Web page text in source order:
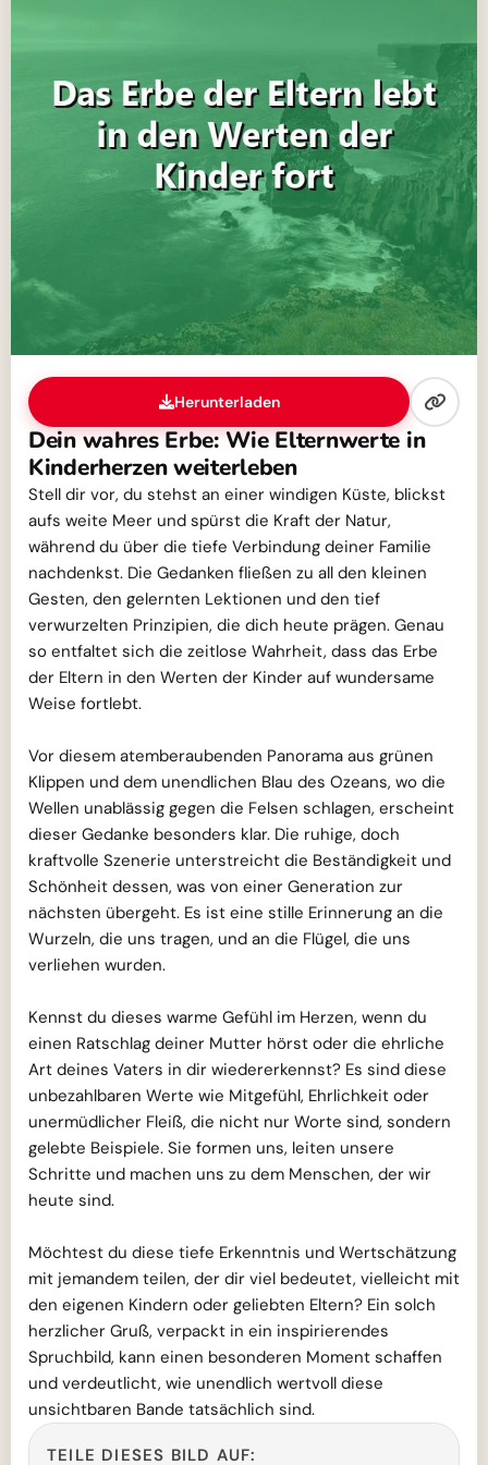
Herunterladen
Dein wahres Erbe: Wie Elternwerte in
Kinderherzen weiterleben
Stell dir vor, du stehst an einer windigen Küste, blickst
aufs weite Meer und spürst die Kraft der Natur,
während du über die tiefe Verbindung deiner Familie
nachdenkst. Die Gedanken fließen zu all den kleinen
Gesten, den gelernten Lektionen und den tief
verwurzelten Prinzipien, die dich heute prägen. Genau
so entfaltet sich die zeitlose Wahrheit, dass das Erbe
der Eltern in den Werten der Kinder auf wundersame
Weise fortlebt.
Vor diesem atemberaubenden Panorama aus grünen
Klippen und dem unendlichen Blau des Ozeans, wo die
Wellen unablässig gegen die Felsen schlagen, erscheint
dieser Gedanke besonders klar. Die ruhige, doch
kraftvolle Szenerie unterstreicht die Beständigkeit und
Schönheit dessen, was von einer Generation zur
nächsten übergeht. Es ist eine stille Erinnerung an die
Wurzeln, die uns tragen, und an die Flügel, die uns
verliehen wurden.
Kennst du dieses warme Gefühl im Herzen, wenn du
einen Ratschlag deiner Mutter hörst oder die ehrliche
Art deines Vaters in dir wiedererkennst? Es sind diese
unbezahlbaren Werte wie Mitgefühl, Ehrlichkeit oder
unermüdlicher Fleiß, die nicht nur Worte sind, sondern
gelebte Beispiele. Sie formen uns, leiten unsere
Schritte und machen uns zu dem Menschen, der wir
heute sind.
Möchtest du diese tiefe Erkenntnis und Wertschätzung
mit jemandem teilen, der dir viel bedeutet, vielleicht mit
den eigenen Kindern oder geliebten Eltern? Ein solch
herzlicher Gruß, verpackt in ein inspirierendes
Spruchbild, kann einen besonderen Moment schaffen
und verdeutlicht, wie unendlich wertvoll diese
unsichtbaren Bande tatsächlich sind.
TEILE DIESES BILD AUF: